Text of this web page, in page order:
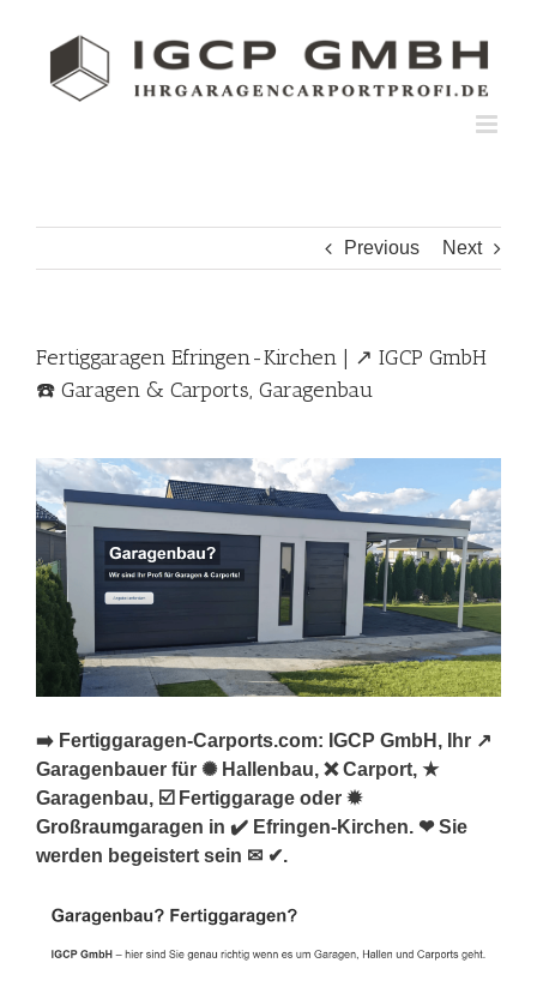
Previous Next
Fertiggaragen Efringen-Kirchen | ↗️ IGCP GmbH
☎️ Garagen & Carports, Garagenbau
➡️ Fertiggaragen-Carports.com: IGCP GmbH, Ihr ↗️
Garagenbauer für ✺ Hallenbau, ❌ Carport, ★
Garagenbau, ☑️ Fertiggarage oder ✹
Großraumgaragen in ✔️ Efringen-Kirchen. ❤ Sie
werden begeistert sein ✉ ✔.